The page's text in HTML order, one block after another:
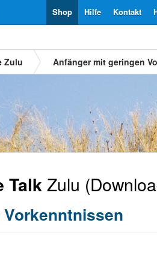
Kontakt
Hilfe
Shop
Zulu Anfänger mit geringen
TalkZulu